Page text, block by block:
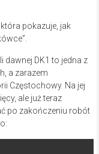
pokazuje, jak
dawnej DK1 to jedna z
a zarazem
Częstochowy. Na jej
ale już teraz
po zakończeniu robót